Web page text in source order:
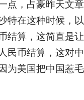
点，占豪昨天文
特在这种时候，
结算，这简直是
民币结算，这对
为美国把中国惹